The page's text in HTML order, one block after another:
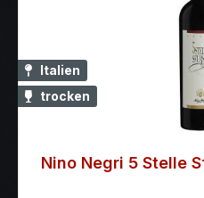
Italien
trocken
Nino Negri 5 Stelle